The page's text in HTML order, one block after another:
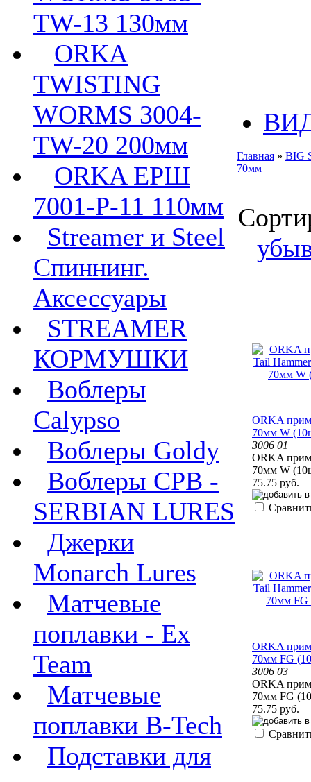
TW-13 130мм
ORKA
TWISTING
WORMS 3004-
TW-20 200мм
ORKA ЕРШ
7001-P-11 110мм
Streamer и Steel
Спиннинг.
Аксессуары
STREAMER
КОРМУШКИ
Воблеры
Calypso
Воблеры Goldy
Воблеры СРВ -
SERBIAN LURES
Джерки
Monarch Lures
Матчевые
поплавки - Ex
Team
Матчевые
поплавки B-Tech
Подставки для
Главная » BIG
70мм
ORKA
70мм W
3006 01
ORKA
70мм W
75.75 руб.
ORKA
70мм FG
3006 03
ORKA
70мм FG
75.75 руб.